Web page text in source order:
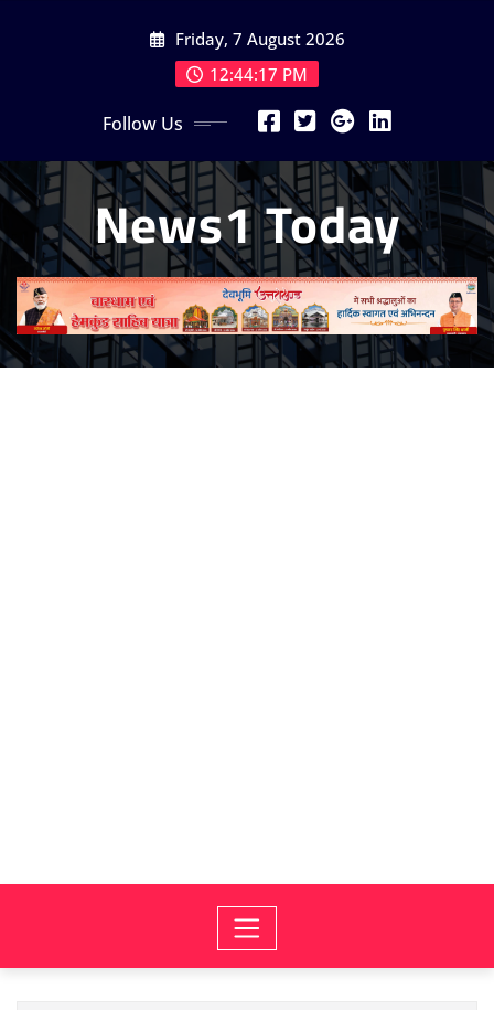
Friday, 7 August 2026
12:44:19 PM
Follow Us
News1 Today